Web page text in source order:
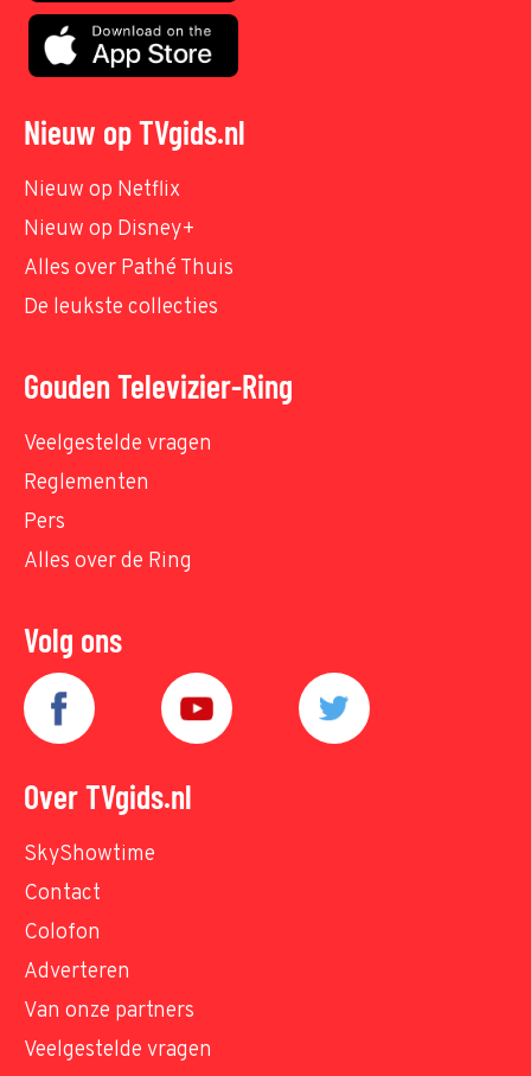
Nieuw op TVgids.nl
Nieuw op Netflix
Nieuw op Disney+
Alles over Pathé Thuis
De leukste collecties
Gouden Televizier-Ring
Veelgestelde vragen
Reglementen
Pers
Alles over de Ring
Volg ons
Over TVgids.nl
SkyShowtime
Contact
Colofon
Adverteren
Van onze partners
Veelgestelde vragen